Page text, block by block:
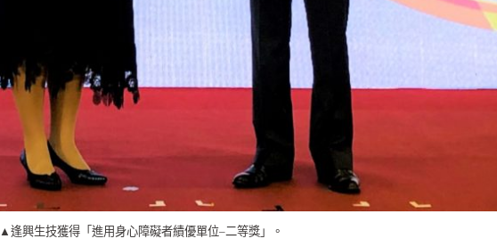
▲逢興生技獲得「進用身心障礙者績優單位–二等獎」。